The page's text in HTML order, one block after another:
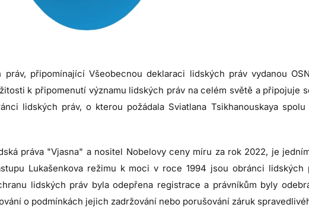
připomínající Všeobecnou deklaraci lidských práv vydanou
k připomenutí významu lidských práv na celém světě a připojuje
lidských práv, o kterou požádala Sviatlana Tsikhanouskaya
práva "Vjasna" a nositel Nobelovy ceny míru za rok 2022, je
Lukašenkova režimu k moci v roce 1994 jsou obránci lidských
lidských práv byla odepřena registrace a právníkům byly
o podmínkách jejich zadržování nebo porušování záruk